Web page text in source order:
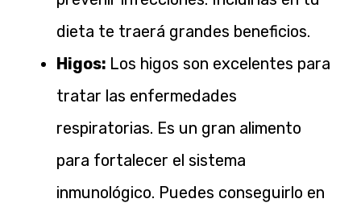
dieta te traerá grandes beneficios.
Higos: Los higos son excelentes para
tratar las enfermedades
respiratorias. Es un gran alimento
para fortalecer el sistema
inmunológico. Puedes conseguirlo en